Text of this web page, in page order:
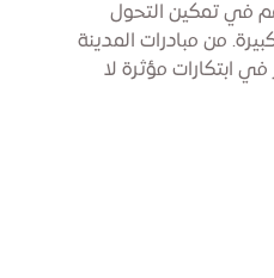
في تمكين التحول
من مبادرات المدينة
ابتكارات مؤثرة لا